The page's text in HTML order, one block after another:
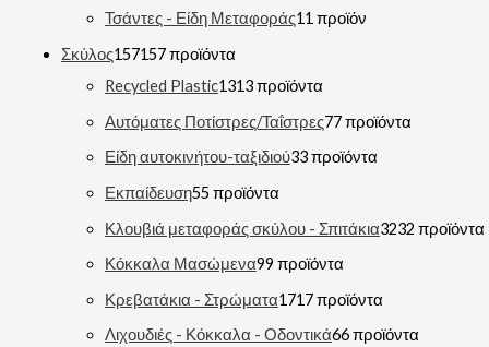
Τσάντες - Είδη Μεταφοράς11 προϊόν
Σκύλος157157 προϊόντα
Recycled Plastic1313 προϊόντα
Αυτόματες Ποτίστρες/Ταΐστρες77 προϊόντα
Είδη αυτοκινήτου-ταξιδιού33 προϊόντα
Εκπαίδευση55 προϊόντα
Κλουβιά μεταφοράς σκύλου - Σπιτάκια3232 προϊόντα
Κόκκαλα Μασώμενα99 προϊόντα
Κρεβατάκια - Στρώματα1717 προϊόντα
Λιχουδιές - Κόκκαλα - Οδοντικά66 προϊόντα